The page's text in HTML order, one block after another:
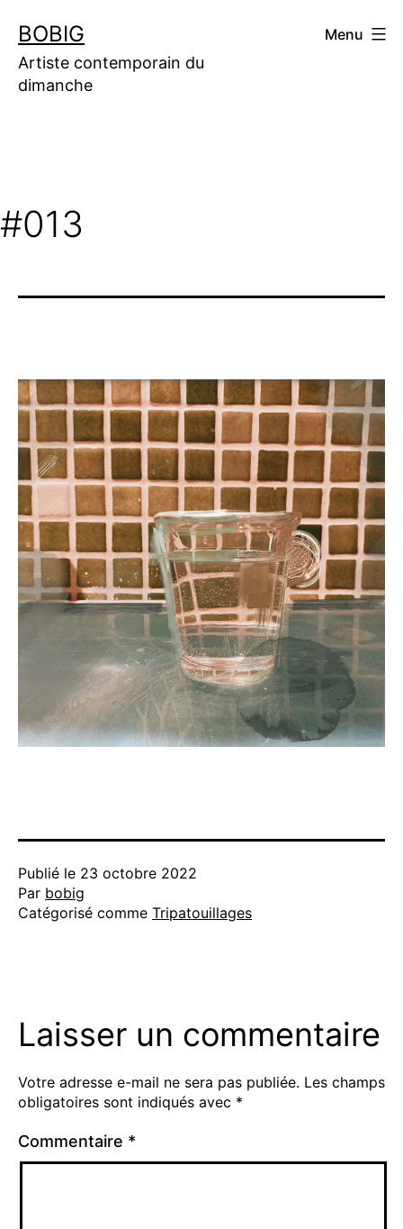
contenu
BOBIG
Artiste contemporain du
dimanche
Menu
#013
Publié le 23 octobre 2022
Par bobig
Catégorisé comme Tripatouillages
Laisser un commentaire
Votre adresse e-mail ne sera pas publiée. Les champs
obligatoires sont indiqués avec *
Commentaire *